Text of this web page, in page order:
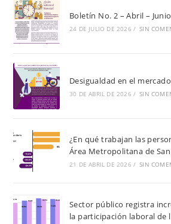
Boletín No. 2 – Abril –
24 DE JULIO DE 2026 / SIN
Desigualdad en el
30 DE ABRIL DE 2026 / SIN
¿En qué trabajan las
Área Metropolitana de
21 DE ABRIL DE 2026 / SIN
Sector público registra
la participación laboral de